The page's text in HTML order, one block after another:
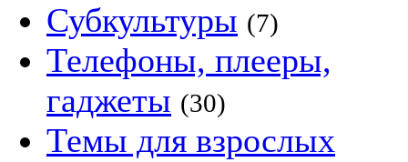
Субкультуры (7)
Телефоны, плееры,
гаджеты (30)
Темы для взрослых